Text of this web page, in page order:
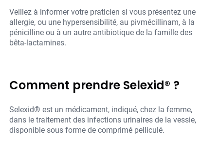
Veillez à informer votre praticien si vous présentez une
allergie, ou une hypersensibilité, au pivmécillinam, à la
pénicilline ou à un autre antibiotique de la famille des
bêta-lactamines.
Comment prendre Selexid® ?
Selexid® est un médicament, indiqué, chez la femme,
dans le traitement des infections urinaires de la vessie,
disponible sous forme de comprimé pelliculé.